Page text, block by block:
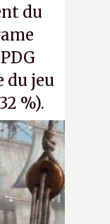
du
du jeu
%).
P.